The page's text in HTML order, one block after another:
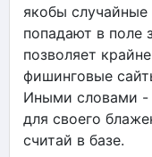
якобы
попадают в поле
позволяет
фишинговые
Иными словами -
для своего
считай в базе.